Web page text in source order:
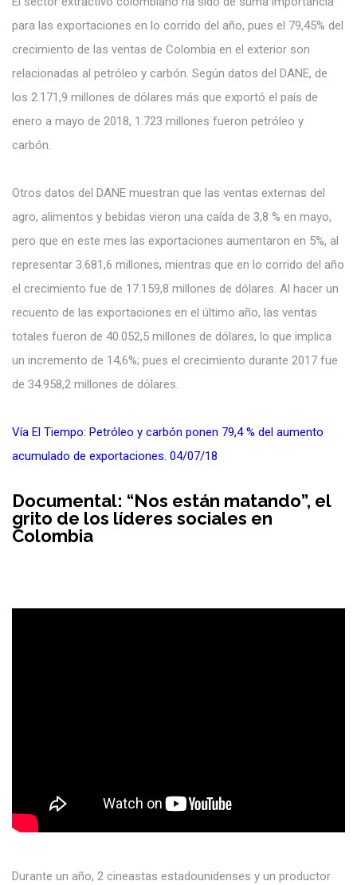
para las exportaciones en lo corrido del año, pues el 79,45% del
crecimiento de las ventas de Colombia en el exterior son
relacionadas al petróleo y carbón. Según datos del DANE, de
los 2.171,9 millones de dólares más que exportó el país de
enero a mayo de 2018, 1.723 millones fueron petróleo y
carbón.
Otros datos del DANE muestran que las ventas externas del
agro, alimentos y bebidas vieron una caída de 3,8 % en mayo,
pero que en este mes las exportaciones aumentaron en 5%, al
representar 3.681,6 millones, mientras que en lo corrido del año
el crecimiento fue de 17.159,8 millones de dólares. Al hacer un
recuento de las exportaciones en el último año, las ventas
totales fueron de 40.052,5 millones de dólares, lo que implica
un incremento de 14,6%; pues el crecimiento durante 2017 fue
de 34.958,2 millones de dólares.
Vía El Tiempo: Petróleo y carbón ponen 79,4 % del aumento
acumulado de exportaciones. 04/07/18
Documental: “Nos están matando”, el
grito de los líderes sociales en
Colombia
Durante un año, 2 cineastas estadounidenses y un productor